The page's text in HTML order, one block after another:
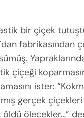
bir çiçek
fabrikasından
çiçeği
ister:
gerçek
ölecekler…”